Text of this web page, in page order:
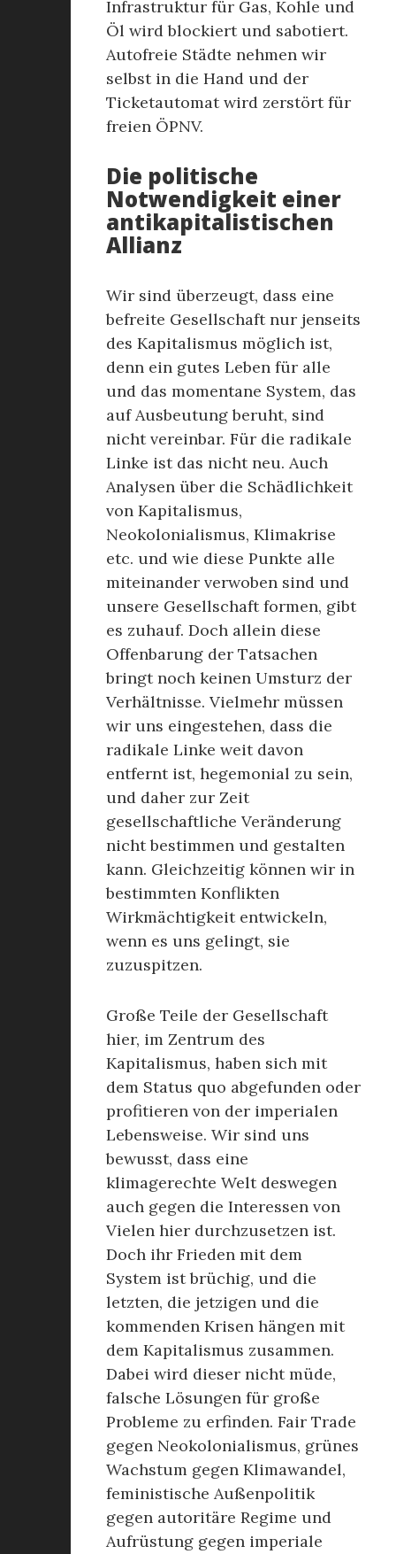
Infrastruktur für Gas, Kohle und
Öl wird blockiert und sabotiert.
Autofreie Städte nehmen wir
selbst in die Hand und der
Ticketautomat wird zerstört für
freien ÖPNV.
Die politische
Notwendigkeit einer
antikapitalistischen
Allianz
Wir sind überzeugt, dass eine
befreite Gesellschaft nur jenseits
des Kapitalismus möglich ist,
denn ein gutes Leben für alle
und das momentane System, das
auf Ausbeutung beruht, sind
nicht vereinbar. Für die radikale
Linke ist das nicht neu. Auch
Analysen über die Schädlichkeit
von Kapitalismus,
Neokolonialismus, Klimakrise
etc. und wie diese Punkte alle
miteinander verwoben sind und
unsere Gesellschaft formen, gibt
es zuhauf. Doch allein diese
Offenbarung der Tatsachen
bringt noch keinen Umsturz der
Verhältnisse. Vielmehr müssen
wir uns eingestehen, dass die
radikale Linke weit davon
entfernt ist, hegemonial zu sein,
und daher zur Zeit
gesellschaftliche Veränderung
nicht bestimmen und gestalten
kann. Gleichzeitig können wir in
bestimmten Konflikten
Wirkmächtigkeit entwickeln,
wenn es uns gelingt, sie
zuzuspitzen.
Große Teile der Gesellschaft
hier, im Zentrum des
Kapitalismus, haben sich mit
dem Status quo abgefunden oder
profitieren von der imperialen
Lebensweise. Wir sind uns
bewusst, dass eine
klimagerechte Welt deswegen
auch gegen die Interessen von
Vielen hier durchzusetzen ist.
Doch ihr Frieden mit dem
System ist brüchig, und die
letzten, die jetzigen und die
kommenden Krisen hängen mit
dem Kapitalismus zusammen.
Dabei wird dieser nicht müde,
falsche Lösungen für große
Probleme zu erfinden. Fair Trade
gegen Neokolonialismus, grünes
Wachstum gegen Klimawandel,
feministische Außenpolitik
gegen autoritäre Regime und
Aufrüstung gegen imperiale